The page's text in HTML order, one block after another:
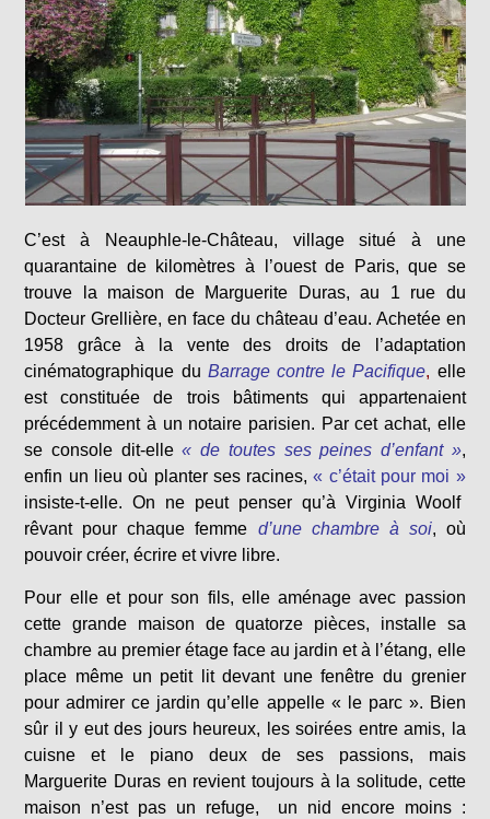
C’est à Neauphle-le-Château, village situé à une
quarantaine de kilomètres à l’ouest de Paris, que se
trouve la maison de Marguerite Duras, au 1 rue du
Docteur Grellière, en face du château d’eau. Achetée en
1958 grâce à la vente des droits de l’adaptation
cinématographique du Barrage contre le Pacifique, elle
est constituée de trois bâtiments qui appartenaient
précédemment à un notaire parisien. Par cet achat, elle
se console dit-elle« de toutes ses peines d’enfant »,
enfin un lieu où planter ses racines, « c’était pour moi »
insiste-t-elle. On ne peut penser qu’à Virginia Woolf
rêvant pour chaque femme d’une chambre à soi, où
pouvoir créer, écrire et vivre libre.
Pour elle et pour son fils, elle aménage avec passion
cette grande maison de quatorze pièces, installe sa
chambre au premier étage face au jardin et à l’étang, elle
place même un petit lit devant une fenêtre du grenier
pour admirer ce jardin qu’elle appelle « le parc ». Bien
sûr il y eut des jours heureux, les soirées entre amis, la
cuisne et le piano deux de ses passions, mais
Marguerite Duras en revient toujours à la solitude, cette
maison n’est pas un refuge, un nid encore moins :